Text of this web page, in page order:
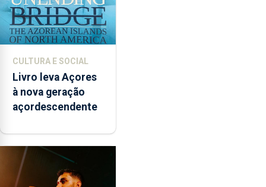
CULTURA E SOCIAL
Livro leva Açores
à nova geração
açordescendente